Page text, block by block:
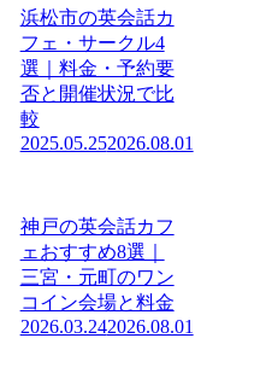
浜松市の英会話カ
フェ・サークル4
選｜料金・予約要
否と開催状況で比
較
2025.05.252026.08.01
神戸の英会話カフ
ェおすすめ8選｜
三宮・元町のワン
コイン会場と料金
2026.03.242026.08.01